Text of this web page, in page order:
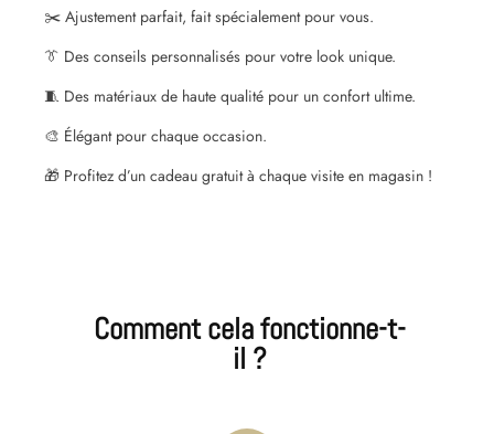
✂️ Ajustement parfait, fait spécialement pour vous.
👔 Des conseils personnalisés pour votre look unique.
🧵 Des matériaux de haute qualité pour un confort ultime.
🎨 Élégant pour chaque occasion.
🎁 Profitez d’un cadeau gratuit à chaque visite en magasin !
Comment cela fonctionne-t-
il ?